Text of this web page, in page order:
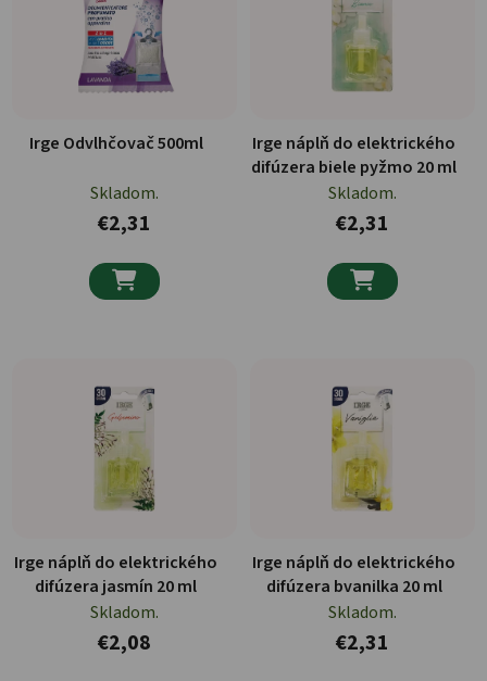
Irge Odvlhčovač 500ml
Skladom.
€2,31

Irge náplň do elektrického
difúzera biele pyžmo 20 ml
Skladom.
€2,31

Irge náplň do elektrického
difúzera jasmín 20 ml
Skladom.
€2,08
Irge náplň do elektrického
difúzera bvanilka 20 ml
Skladom.
€2,31